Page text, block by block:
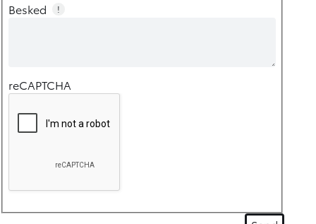
Besked
!
reCAPTCHA